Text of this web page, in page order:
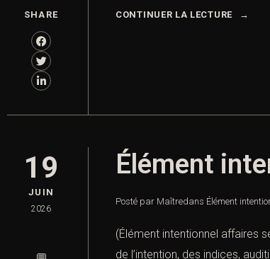
SHARE CONTINUER LA LECTURE
19
JUIN
2026
Élément
Posté par Maîtredans Élément
(Élément intentionnel affaires
de l’intention, des indices,